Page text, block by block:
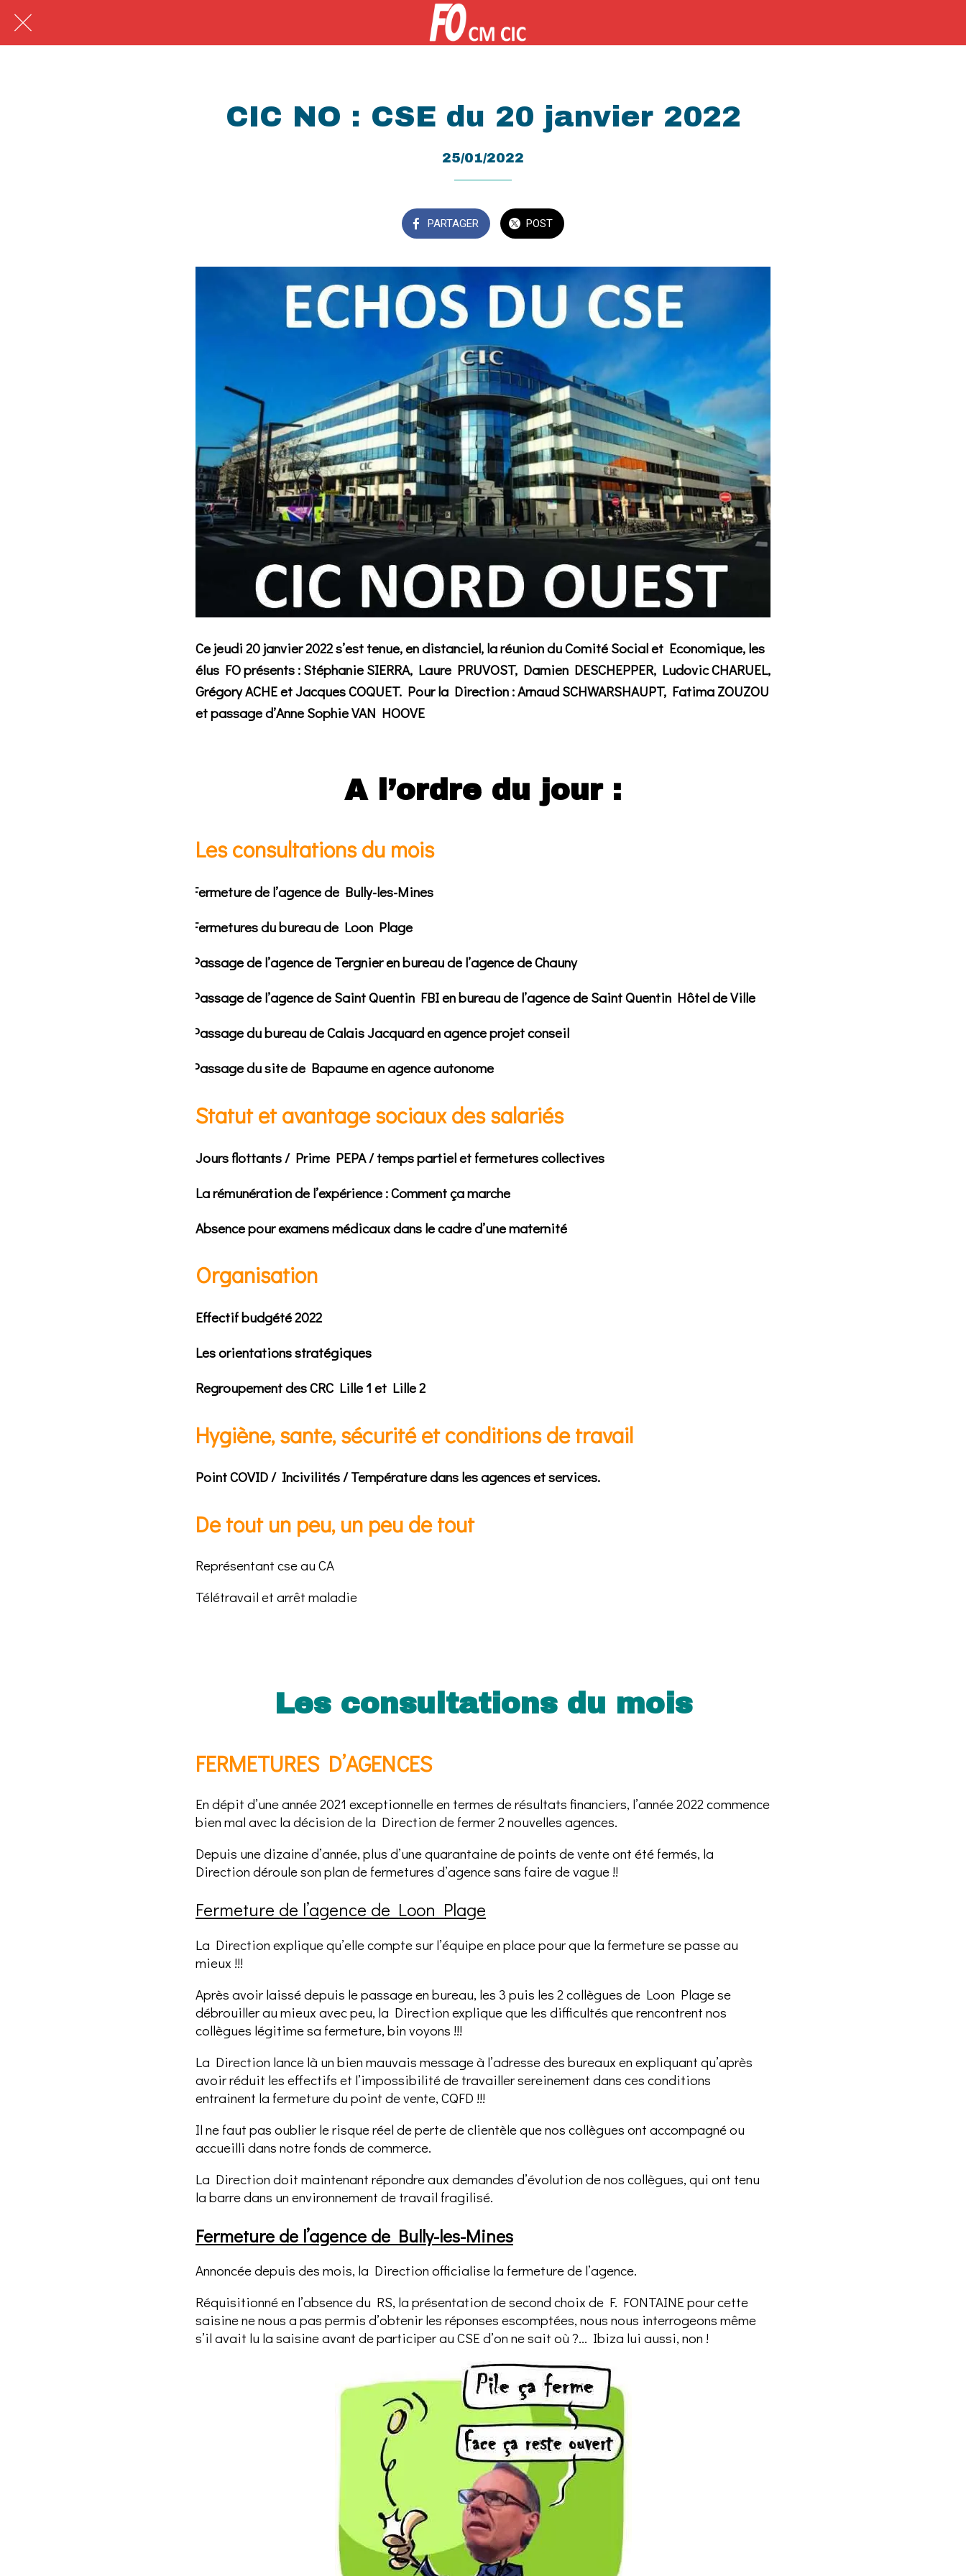
CIC NO : CSE du 20 janvier 2022
25/01/2022
PARTAGER POST
Ce jeudi 20 janvier 2022 s’est tenue, en distanciel, la réunion du Comité Social et Economique, les
élus FO présents : Stéphanie SIERRA, Laure PRUVOST, Damien DESCHEPPER, Ludovic CHARUEL,
Grégory ACHE et Jacques COQUET. Pour la Direction : Arnaud SCHWARSHAUPT, Fatima ZOUZOU
et passage d’Anne Sophie VAN HOOVE
A l’ordre du jour :
Les consultations du mois
Fermeture de l’agence de Bully-les-Mines
Fermetures du bureau de Loon Plage
Passage de l’agence de Tergnier en bureau de l’agence de Chauny
Passage de l’agence de Saint Quentin FBI en bureau de l’agence de Saint Quentin Hôtel de Ville
Passage du bureau de Calais Jacquard en agence projet conseil
Passage du site de Bapaume en agence autonome
Statut et avantage sociaux des salariés
Jours flottants / Prime PEPA / temps partiel et fermetures collectives
La rémunération de l’expérience : Comment ça marche
Absence pour examens médicaux dans le cadre d’une maternité
Organisation
Effectif budgété 2022
Les orientations stratégiques
Regroupement des CRC Lille 1 et Lille 2
Hygiène, sante, sécurité et conditions de travail
Point COVID / Incivilités / Température dans les agences et services.
De tout un peu, un peu de tout
Représentant cse au CA
Télétravail et arrêt maladie
Les consultations du mois
FERMETURES D’AGENCES
En dépit d’une année 2021 exceptionnelle en termes de résultats financiers, l’année 2022 commence
bien mal avec la décision de la Direction de fermer 2 nouvelles agences.
Depuis une dizaine d’année, plus d’une quarantaine de points de vente ont été fermés, la
Direction déroule son plan de fermetures d’agence sans faire de vague !!
Fermeture de l’agence de Loon Plage
La Direction explique qu’elle compte sur l’équipe en place pour que la fermeture se passe au
mieux !!!
Après avoir laissé depuis le passage en bureau, les 3 puis les 2 collègues de Loon Plage se
débrouiller au mieux avec peu, la Direction explique que les difficultés que rencontrent nos
collègues légitime sa fermeture, bin voyons !!!
La Direction lance là un bien mauvais message à l’adresse des bureaux en expliquant qu’après
avoir réduit les effectifs et l’impossibilité de travailler sereinement dans ces conditions
entrainent la fermeture du point de vente, CQFD !!!
Il ne faut pas oublier le risque réel de perte de clientèle que nos collègues ont accompagné ou
accueilli dans notre fonds de commerce.
La Direction doit maintenant répondre aux demandes d’évolution de nos collègues, qui ont tenu
la barre dans un environnement de travail fragilisé.
Fermeture de l’agence de Bully-les-Mines
Annoncée depuis des mois, la Direction officialise la fermeture de l’agence.
Réquisitionné en l’absence du RS, la présentation de second choix de F. FONTAINE pour cette
saisine ne nous a pas permis d’obtenir les réponses escomptées, nous nous interrogeons même
s’il avait lu la saisine avant de participer au CSE d’on ne sait où ?... Ibiza lui aussi, non !